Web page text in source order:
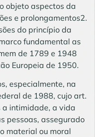
objeto aspectos da
e prolongamentos2.
do princípio da
fundamental as
de 1789 e 1948
Europeia de 1950.
especialmente, na
de 1988, cujo art.
a intimidade, a vida
pessoas, assegurado
material ou moral